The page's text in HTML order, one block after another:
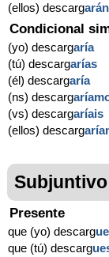
(ellos) descargarán
Condicional
(yo) descargaría
(tú) descargarías
(él) descargaría
(ns) descarg
(vs) descargaríais
(ellos) descarg
Subjuntivo
Presente
que (yo) descargue
que (tú) descarg